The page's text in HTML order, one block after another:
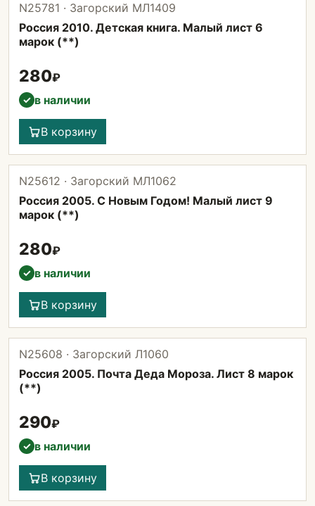
N25781 · Загорский МЛ1409
Россия 2010. Детская книга. Малый лист 6
марок (**)
280₽
✓ в наличии
В корзину
N25612 · Загорский МЛ1062
Россия 2005. С Новым Годом! Малый лист 9
марок (**)
280₽
✓ в наличии
В корзину
N25608 · Загорский Л1060
Россия 2005. Почта Деда Мороза. Лист 8 марок
(**)
290₽
✓ в наличии
В корзину